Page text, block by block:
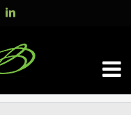
LinkedIn